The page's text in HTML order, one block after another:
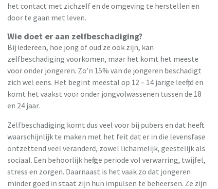
het contact met zichzelf en de omgeving te herstellen en
door te gaan met leven.
Wie doet er aan zelfbeschadiging?
Bij iedereen, hoe jong of oud ze ook zijn, kan
zelfbeschadiging voorkomen, maar het komt het meeste
voor onder jongeren. Zo’n 15% van de jongeren beschadigt
zich wel eens. Het begint meestal op 12 – 14 jarige leeftijd en
komt het vaakst voor onder jongvolwassenen tussen de 18
en 24 jaar.
Zelfbeschadiging komt dus veel voor bij pubers en dat heeft
waarschijnlijk te maken met het feit dat er in die levensfase
ontzettend veel veranderd, zowel lichamelijk, geestelijk als
sociaal. Een behoorlijk heftige periode vol verwarring, twijfel,
stress en zorgen. Daarnaast is het vaak zo dat jongeren
minder goed in staat zijn hun impulsen te beheersen. Ze zijn